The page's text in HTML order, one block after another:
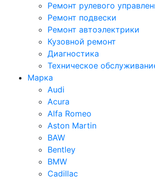
Ремонт рулевого
Ремонт подвески
Ремонт автоэлектрики
Кузовной ремонт
Диагностика
Техническое
Марка
Audi
Acura
Alfa Romeo
Aston Martin
BAW
Bentley
BMW
Cadillac